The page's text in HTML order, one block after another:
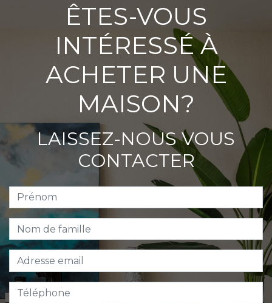
ÊTES-VOUS
INTÉRESSÉ À
ACHETER UNE
MAISON?
LAISSEZ-NOUS VOUS
CONTACTER